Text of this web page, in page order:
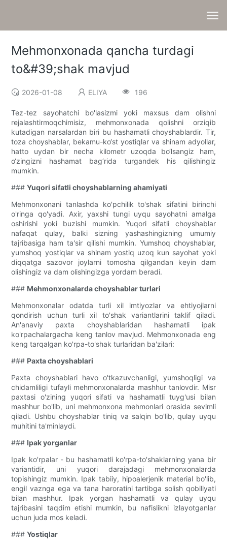
Mehmonxonada qancha turdagi
to&#39;shak mavjud
2026-01-08 ELIYA 196
Tez-tez sayohatchi bo'lasizmi yoki maxsus dam olishni
rejalashtirmoqchimisiz, mehmonxonada qolishni orziqib
kutadigan narsalardan biri bu hashamatli choyshablardir. Tir,
toza choyshablar, bekamu-ko‘st yostiqlar va shinam adyollar,
hatto uydan bir necha kilometr uzoqda bo‘lsangiz ham,
o‘zingizni hashamat bag‘rida turgandek his qilishingiz
mumkin.
###Yuqori sifatli choyshablarning ahamiyati
Mehmonxonani tanlashda ko'pchilik to'shak sifatini birinchi
o'ringa qo'yadi. Axir, yaxshi tungi uyqu sayohatni amalga
oshirishi yoki buzishi mumkin. Yuqori sifatli choyshablar
nafaqat qulay, balki sizning yashashingizning umumiy
tajribasiga ham ta'sir qilishi mumkin. Yumshoq choyshablar,
yumshoq yostiqlar va shinam yostiq uzoq kun sayohat yoki
diqqatga sazovor joylarni tomosha qilgandan keyin dam
olishingiz va dam olishingizga yordam beradi.
### Mehmonxonalarda choyshablar turlari
Mehmonxonalar odatda turli xil imtiyozlar va ehtiyojlarni
qondirish uchun turli xil to'shak variantlarini taklif qiladi.
An'anaviy paxta choyshablaridan hashamatli ipak
ko'rpachalargacha keng tanlov mavjud. Mehmonxonada eng
keng tarqalgan ko'rpa-to'shak turlaridan ba'zilari:
### Paxta choyshablari
Paxta choyshablari havo o'tkazuvchanligi, yumshoqligi va
chidamliligi tufayli mehmonxonalarda mashhur tanlovdir. Misr
paxtasi o'zining yuqori sifati va hashamatli tuyg'usi bilan
mashhur bo'lib, uni mehmonxona mehmonlari orasida sevimli
qiladi. Ushbu choyshablar tiniq va salqin bo'lib, qulay uyqu
muhitini ta'minlaydi.
### Ipak yorganlar
Ipak ko'rpalar - bu hashamatli ko'rpa-to'shaklarning yana bir
variantidir, uni yuqori darajadagi mehmonxonalarda
topishingiz mumkin. Ipak tabiiy, hipoalerjenik material bo'lib,
engil vaznga ega va tana haroratini tartibga solish qobiliyati
bilan mashhur. Ipak yorgan hashamatli va qulay uyqu
tajribasini taqdim etishi mumkin, bu nafislikni izlayotganlar
uchun juda mos keladi.
###Yostiqlar